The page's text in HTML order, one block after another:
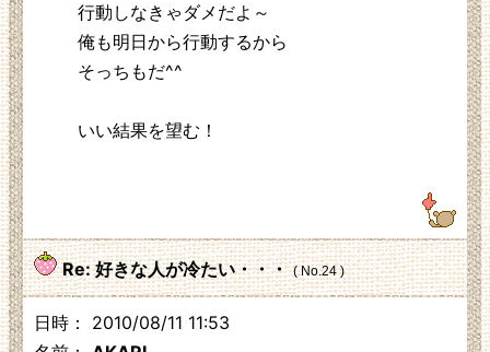
行動しなきゃダメだよ～
俺も明日から行動するから
そっちもだ^^
いい結果を望む！
Re: 好きな人が冷たい・・・ ( No.24 )
日時： 2010/08/11 11:53